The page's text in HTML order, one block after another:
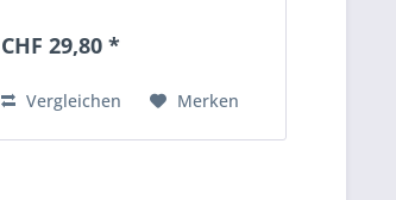
Förderstunde . Inhalt: Sie
mittelschwere...
CHF 29,80 *
Vergleichen Merken